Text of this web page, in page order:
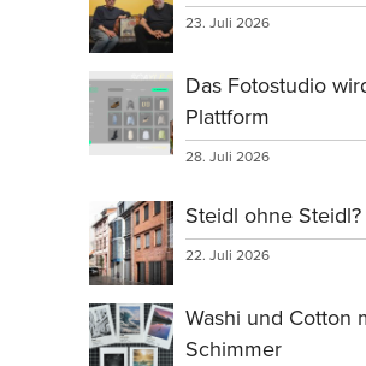
23. Juli 2026
Das Fotostudio
Plattform
28. Juli 2026
Steidl ohne Steidl?
22. Juli 2026
Washi und Cotton
Schimmer